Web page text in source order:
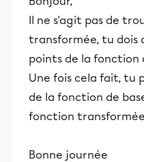
Il ne s'agit pas de
transformée, tu dois
points de la fonction
Une fois cela fait, tu
de la fonction de
fonction
Bonne journée